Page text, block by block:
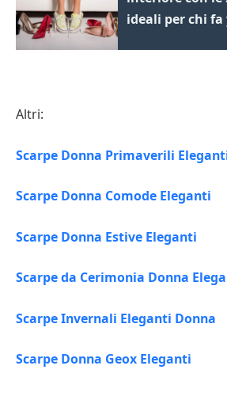
ideali per chi fa
Altri:
Scarpe Donna Primaverili
Scarpe Donna Comode Eleganti
Scarpe Donna Estive Eleganti
Scarpe da Cerimonia Donna
Scarpe Invernali Eleganti Donna
Scarpe Donna Geox Eleganti